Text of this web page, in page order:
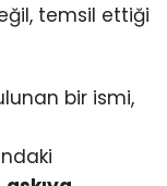
temsil ettiği
bir ismi,